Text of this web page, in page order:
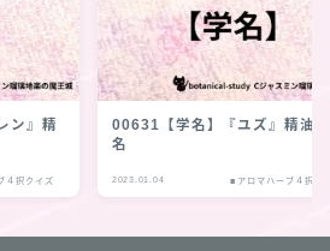
ン』精
４択クイズ
00631【学名】『ユズ』精油
名
2023.01.04 ■アロマハーブ４択ク